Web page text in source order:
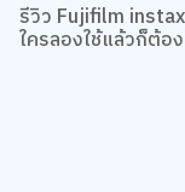
รีวิว Fujifilm
ใครลองใช้แล้วก็ต้อ